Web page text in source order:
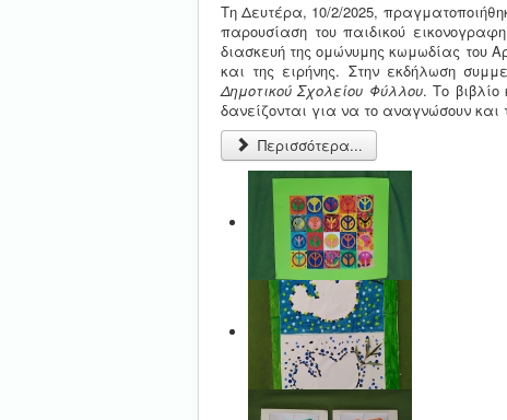
Τη Δευτέρα, 10/2/2025,
παρουσίαση του παιδικού
διασκευή της ομώνυμης κωμωδίας του
και της ειρήνης. Στην εκδήλωση
Δημοτικού Σχολείου Φύλλου. Το
δανείζονται για να το αναγνώσουν και
Περισσότερα...